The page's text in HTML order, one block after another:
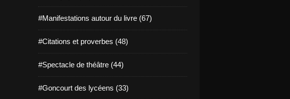
#Manifestations autour du livre (67)
#Citations et proverbes (48)
#Spectacle de théâtre (44)
#Goncourt des lycéens (33)